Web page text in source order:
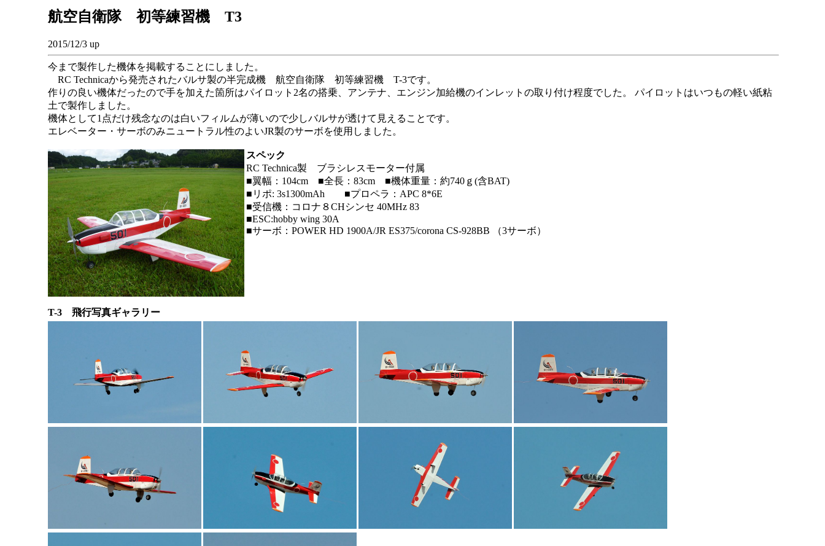
航空自衛隊 初等練習機 T3
2015/12/3 up
今まで製作した機体を掲載することにしました。
RC Technicaから発売されたバルサ製の半完成機 航空自衛隊 初等練習機 T-3です。
作りの良い機体だったので手を加えた箇所はパイロット2名の搭乗、アンテナ、エンジン加給機のインレットの取り付け程度でした。 パイロットはいつもの軽い紙粘
土で製作しました。
機体として1点だけ残念なのは白いフィルムが薄いので少しバルサが透けて見えることです。
エレベーター・サーボのみニュートラル性のよいJR製のサーボを使用しました。
スペック
RC Technica製 ブラシレスモーター付属
■翼幅：104cm ■全長：83cm ■機体重量：約740ｇ(含BAT)
■リポ: 3s1300mAh ■プロペラ：APC 8*6E
■受信機：コロナ８CHシンセ 40MHz 83
■ESC:hobby wing 30A
■サーボ：POWER HD 1900A/JR ES375/corona CS-928BB （3サーボ）
T-3 飛行写真ギャラリー